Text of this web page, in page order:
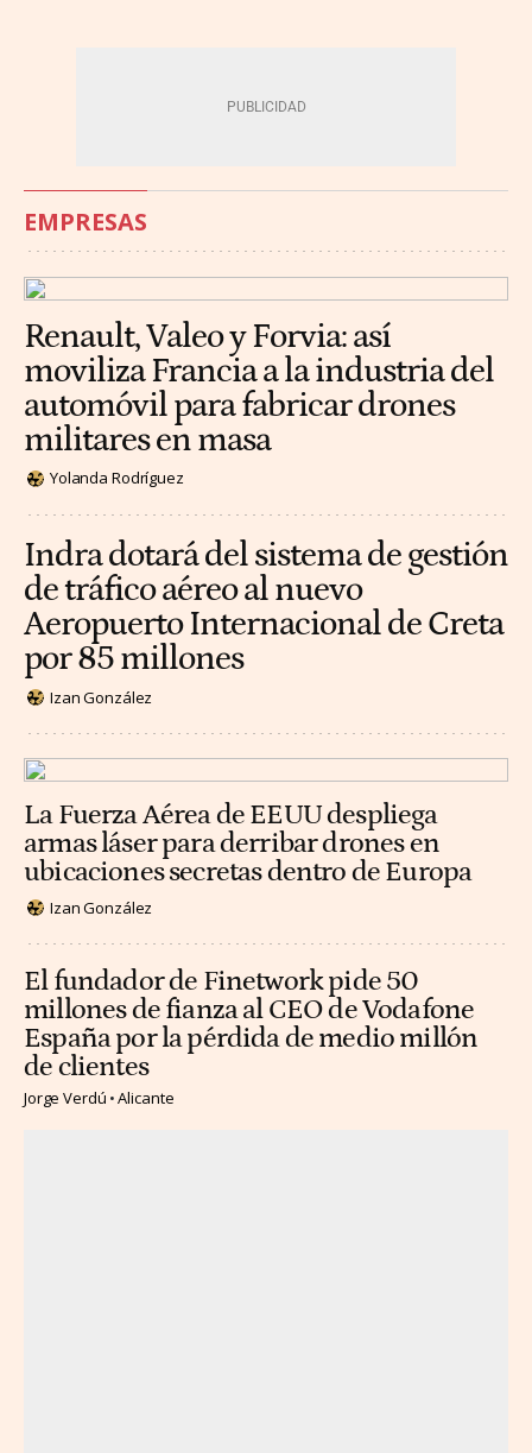
EMPRESAS
Renault, Valeo y Forvia: así
moviliza Francia a la industria del
automóvil para fabricar drones
militares en masa
Yolanda Rodríguez
Indra dotará del sistema de gestión
de tráfico aéreo al nuevo
Aeropuerto Internacional de Creta
por 85 millones
Izan González
La Fuerza Aérea de EEUU despliega
armas láser para derribar drones en
ubicaciones secretas dentro de Europa
Izan González
El fundador de Finetwork pide 50
millones de fianza al CEO de Vodafone
España por la pérdida de medio millón
de clientes
Jorge Verdú Alicante